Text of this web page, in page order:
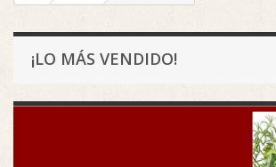
¡LO MÁS VENDIDO!